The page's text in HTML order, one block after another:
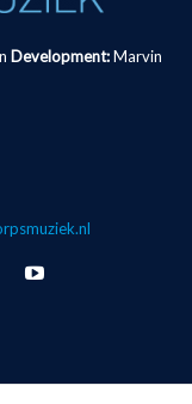
Development: Marvin